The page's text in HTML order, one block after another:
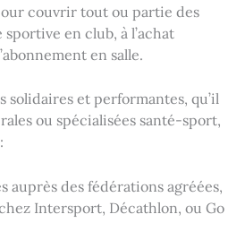
couvrir tout ou partie des
en club, à l’achat
en salle.
solidaires et performantes, qu’il
ou spécialisées santé-sport,
auprès des fédérations agréées,
Intersport, Décathlon, ou Go